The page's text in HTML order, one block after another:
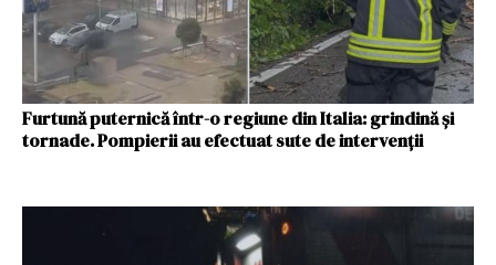
Furtună puternică într-o regiune din Italia: grindină și
tornade. Pompierii au efectuat sute de intervenții